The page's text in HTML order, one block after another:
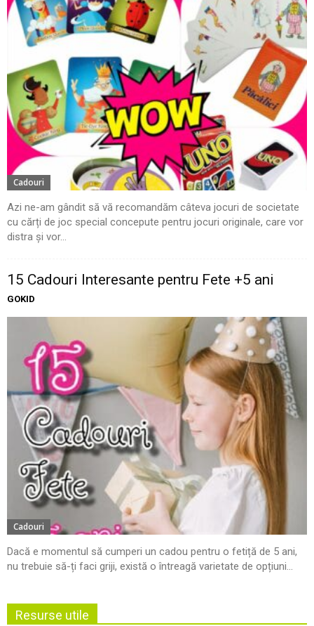
Cadouri
Azi ne-am gândit să vă recomandăm câteva jocuri de societate
cu cărți de joc special concepute pentru jocuri originale, care vor
distra și vor...
15 Cadouri Interesante pentru Fete +5 ani
GOKID
Cadouri
Dacă e momentul să cumperi un cadou pentru o fetiță de 5 ani,
nu trebuie să-ți faci griji, există o întreagă varietate de opțiuni...
Resurse utile